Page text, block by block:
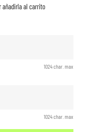
añadirla al carrito
1024 char. max
1024 char. max